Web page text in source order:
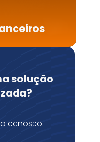
solução
conosco.